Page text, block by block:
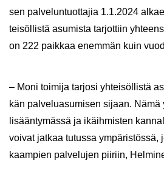
sen pal­ve­lun­tuot­ta­jia 1.1.2024
tei­söl­lis­tä asu­mis­ta tar­jot­tiin
on 222 paik­kaa enem­män kuin
– Moni toi­mi­ja tar­jo­si yh­tei­söl­lis­tä
kän pal­ve­lua­su­mi­sen si­jaan.
li­sään­ty­mäs­sä ja ikäih­mis­ten
voi­vat jat­kaa tu­tus­sa ym­pä­ris­tös­sä,
kaam­pien pal­ve­lu­jen pii­riin,